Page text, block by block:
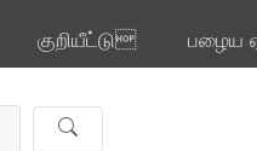
குறியீட்டு பழைய